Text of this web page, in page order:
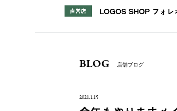
直営店 LOGOS SHOP フォレ
BLOG 店舗ブログ
2021.1.15